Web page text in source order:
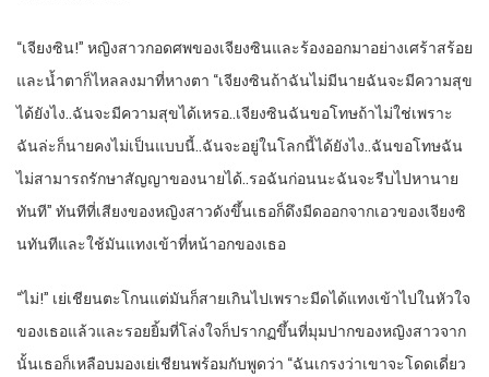
“เจียงซิน!” หญิงสาวกอดศพของเจียงซินและร้องออกมาอย่างเศร้าสร้อย
และน้ำตาก็ไหลลงมาที่หางตา “เจียงซินถ้าฉันไม่มีนายฉันจะมีความสุข
ได้ยังไง..ฉันจะมีความสุขได้เหรอ..เจียงซินฉันขอโทษถ้าไม่ใช่เพราะ
ฉันล่ะก็นายคงไม่เป็นแบบนี้..ฉันจะอยู่ในโลกนี้ได้ยังไง..ฉันขอโทษฉัน
ไม่สามารถรักษาสัญญาของนายได้..รอฉันก่อนนะฉันจะรีบไปหานาย
ทันที” ทันทีที่เสียงของหญิงสาวดังขึ้นเธอก็ดึงมีดออกจากเอวของเจียงซิ
นทันทีและใช้มันแทงเข้าที่หน้าอกของเธอ
“ไม่!” เย่เชียนตะโกนแต่มันก็สายเกินไปเพราะมีดได้แทงเข้าไปในหัวใจ
ของเธอแล้วและรอยยิ้มที่โล่งใจก็ปรากฏขึ้นที่มุมปากของหญิงสาวจาก
นั้นเธอก็เหลือบมองเย่เชียนพร้อมกับพูดว่า “ฉันเกรงว่าเขาจะโดดเดี่ยว